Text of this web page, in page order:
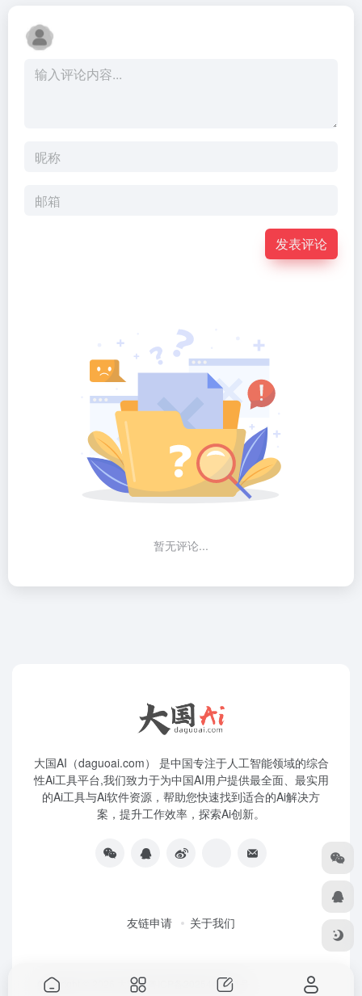
发表评论
暂无评论...
大国AI（daguoai.com） 是中国专注于人工智能领域的综合
性Ai工具平台,我们致力于为中国AI用户提供最全面、最实用
的Ai工具与Ai软件资源，帮助您快速找到适合的Ai解决方
案，提升工作效率，探索Ai创新。
友链申请 关于我们
Copyright © 2026 大国Ai 粤ICP备2025445271号